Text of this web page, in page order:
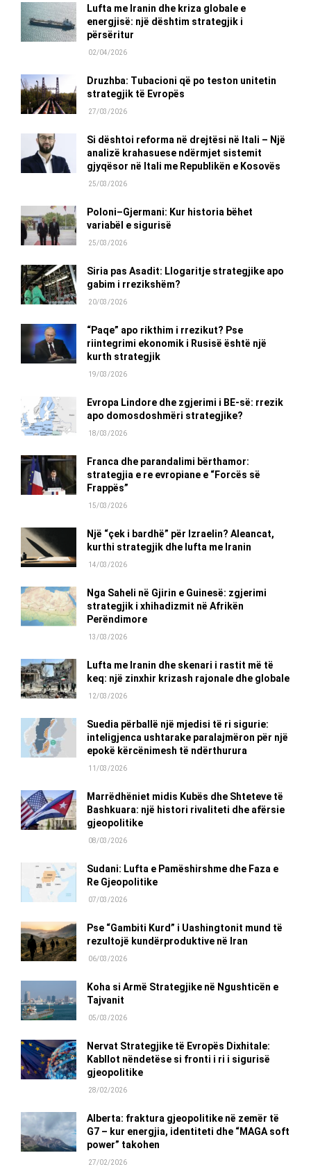
Lufta me Iranin dhe kriza globale e
energjisë: një dështim strategjik i
përsëritur
02/04/2026
Druzhba: Tubacioni që po teston unitetin
strategjik të Evropës
27/03/2026
Si dështoi reforma në drejtësi në Itali – Një
analizë krahasuese ndërmjet sistemit
gjyqësor në Itali me Republikën e Kosovës
25/03/2026
Poloni–Gjermani: Kur historia bëhet
variabël e sigurisë
25/03/2026
Siria pas Asadit: Llogaritje strategjike apo
gabim i rrezikshëm?
20/03/2026
“Paqe” apo rikthim i rrezikut? Pse
riintegrimi ekonomik i Rusisë është një
kurth strategjik
19/03/2026
Evropa Lindore dhe zgjerimi i BE-së: rrezik
apo domosdoshmëri strategjike?
18/03/2026
Franca dhe parandalimi bërthamor:
strategjia e re evropiane e “Forcës së
Frappës”
15/03/2026
Një “çek i bardhë” për Izraelin? Aleancat,
kurthi strategjik dhe lufta me Iranin
14/03/2026
Nga Saheli në Gjirin e Guinesë: zgjerimi
strategjik i xhihadizmit në Afrikën
Perëndimore
13/03/2026
Lufta me Iranin dhe skenari i rastit më të
keq: një zinxhir krizash rajonale dhe globale
12/03/2026
Suedia përballë një mjedisi të ri sigurie:
inteligjenca ushtarake paralajmëron për një
epokë kërcënimesh të ndërthurura
11/03/2026
Marrëdhëniet midis Kubës dhe Shteteve të
Bashkuara: një histori rivaliteti dhe afërsie
gjeopolitike
08/03/2026
Sudani: Lufta e Pamëshirshme dhe Faza e
Re Gjeopolitike
07/03/2026
Pse “Gambiti Kurd” i Uashingtonit mund të
rezultojë kundërproduktive në Iran
06/03/2026
Koha si Armë Strategjike në Ngushticën e
Tajvanit
05/03/2026
Nervat Strategjike të Evropës Dixhitale:
Kabllot nëndetëse si fronti i ri i sigurisë
gjeopolitike
28/02/2026
Alberta: fraktura gjeopolitike në zemër të
G7 – kur energjia, identiteti dhe “MAGA soft
power” takohen
27/02/2026